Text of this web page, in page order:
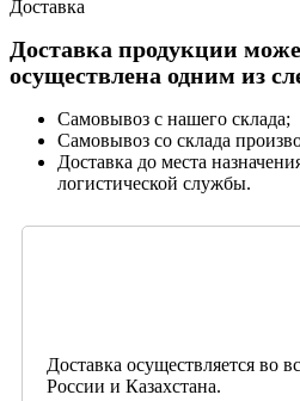
Доставка
Доставка продукции
осуществлена одним из
Самовывоз с нашего склада;
Самовывоз со склада
Доставка до места
логистической службы.
Доставка осуществляется во
России и Казахстана.